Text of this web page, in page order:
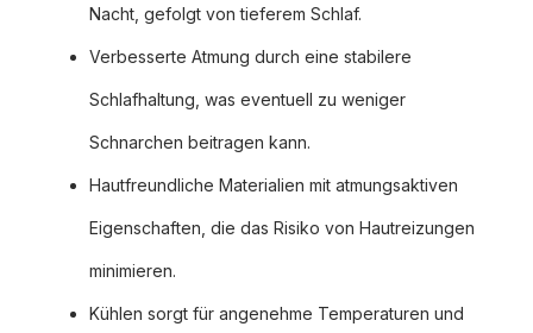
Nacht, gefolgt von tieferem Schlaf.
Verbesserte Atmung durch eine stabilere
Schlafhaltung, was eventuell zu weniger
Schnarchen beitragen kann.
Hautfreundliche Materialien mit atmungsaktiven
Eigenschaften, die das Risiko von Hautreizungen
minimieren.
Kühlen sorgt für angenehme Temperaturen und